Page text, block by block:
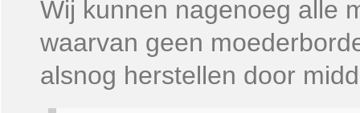
Wij kunnen nagenoeg alle
waarvan geen
alsnog herstellen door